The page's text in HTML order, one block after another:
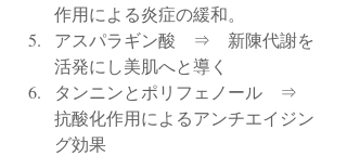
作用による炎症の緩和。
アスパラギン酸　⇒　新陳代謝を
活発にし美肌へと導く
タンニンとポリフェノール　⇒
抗酸化作用によるアンチエイジン
グ効果